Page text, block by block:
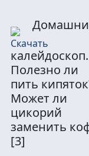
калейдоскоп.
Полезно ли
пить
Может ли
цикорий
заменить
[3]